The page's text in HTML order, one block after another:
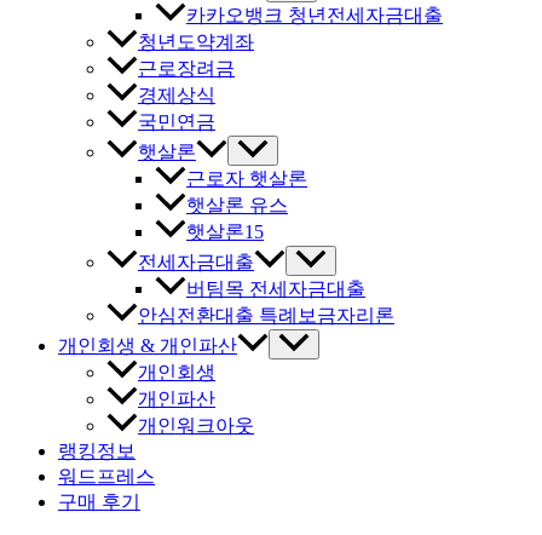
카카오뱅크 청년전세자금대출
청년도약계좌
근로장려금
경제상식
국민연금
햇살론
근로자 햇살론
햇살론 유스
햇살론15
전세자금대출
버팀목 전세자금대출
안심전환대출 특례보금자리론
개인회생 & 개인파산
개인회생
개인파산
개인워크아웃
랭킹정보
워드프레스
구매 후기